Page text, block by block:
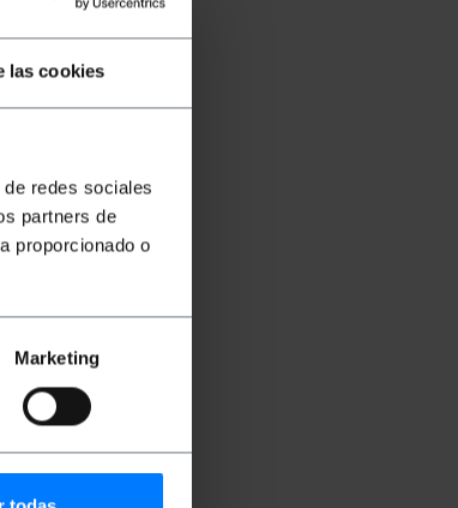
las cookies
redes sociales
partners de
proporcionado o
Marketing